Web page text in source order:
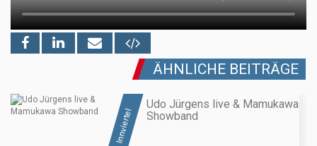
ÄHNLICHE BEITRÄGE
Innviertel
Udo Jürgens live & Mamukawa
Showband